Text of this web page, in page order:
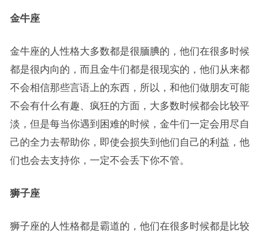
金牛座
金牛座的人性格大多数都是很腼腆的，他们在很多时候
都是很内向的，而且金牛们都是很现实的，他们从来都
不会相信那些言语上的东西，所以，和他们做朋友可能
不会有什么有趣、疯狂的方面，大多数时候都会比较平
淡，但是每当你遇到困难的时候，金牛们一定会用尽自
己的全力去帮助你，即使会损失到他们自己的利益，他
们也会去支持你，一定不会丢下你不管。
狮子座
狮子座的人性格都是霸道的，他们在很多时候都是比较